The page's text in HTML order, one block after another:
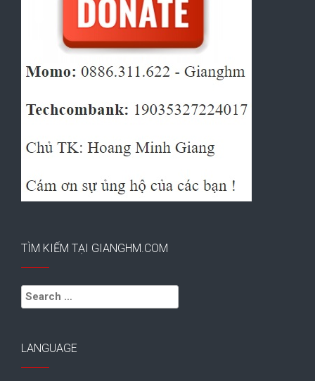
TÌM KIẾM TẠI GIANGHM.COM
Search
for:
LANGUAGE